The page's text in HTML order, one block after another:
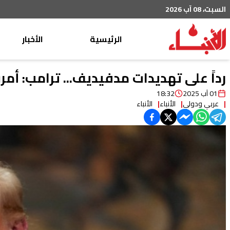
السبت، 08 آب 2026
الرئيسية
الأخبار
محليات
عربي دولي
خاص
من لبنان
ثقافة ومجتمع
رداً على تهديدات مدفيديف... ترامب:
01 آب 2025 18:32
عربي ودولي الأنباء الأنباء